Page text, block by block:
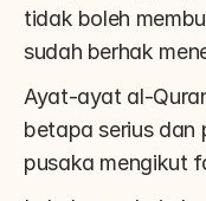
tidak boleh
sudah berhak
Ayat-ayat al-
betapa serius dan
pusaka mengikut